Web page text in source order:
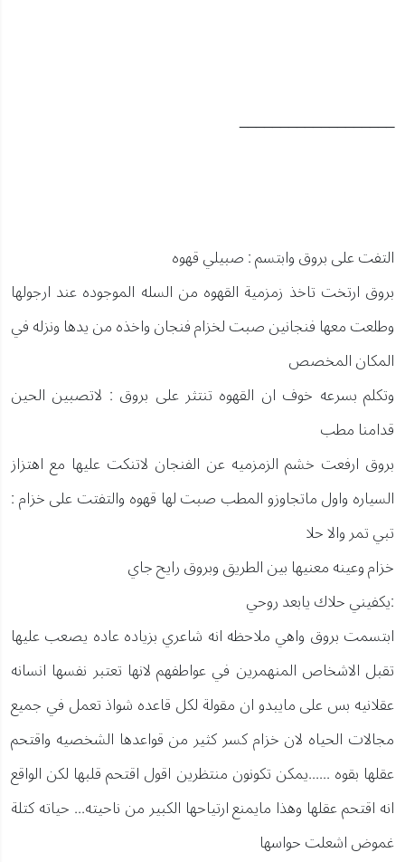
___________________
التفت على بروق وابتسم : صبيلي قهوه
بروق ارتخت تاخذ زمزمية القهوه من السله الموجوده عند ارجولها
وطلعت معها فنجانين صبت لخزام فنجان واخذه من يدها ونزله في
المكان المخصص
وتكلم بسرعه خوف ان القهوه تنتثر على بروق : لاتصبين الحين
قدامنا مطب
بروق ارفعت خشم الزمزميه عن الفنجان لاتنكت عليها مع اهتزاز
السياره واول ماتجاوزو المطب صبت لها قهوه والتفتت على خزام :
تبي تمر والا حلا
خزام وعينه معنيها بين الطريق وبروق رايح جاي
:يكفيني حلاك يابعد روحي
ابتسمت بروق واهي ملاحظه انه شاعري بزياده عاده يصعب عليها
تقبل الاشخاص المنهمرين في عواطفهم لانها تعتبر نفسها انسانه
عقلانيه بس على مايبدو ان مقولة لكل قاعده شواذ تعمل في جميع
مجالات الحياه لان خزام كسر كثير من قواعدها الشخصيه واقتحم
عقلها بقوه ......يمكن تكونون منتظرين اقول اقتحم قلبها لكن الواقع
انه اقتحم عقلها وهذا مايمنع ارتياحها الكبير من ناحيته... حياته كتلة
غموض اشعلت حواسها